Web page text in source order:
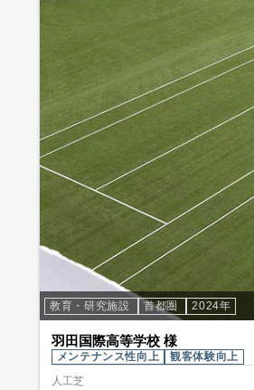
教育・研究施設 首都圏 2024年
羽田国際高等学校 様
メンテナンス性向上
観客体験向上
人工芝